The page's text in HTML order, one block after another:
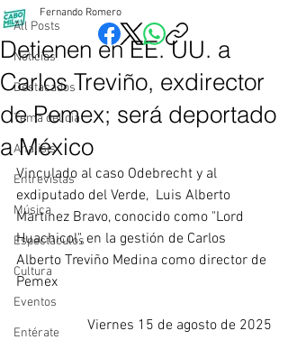
All Posts
Noticias
Destacados
Tema del dia
Analisis
Entrevistas
Música
Espectáculos
Cultura
Eventos
Entérate
Detienen en EE. UU. a
Carlos Treviño, exdirector
de Pemex; será deportado
a México
Fernando Romero
Vinculado al caso Odebrecht y al
exdiputado del Verde,  Luis Alberto
Martínez Bravo, conocido como "Lord
Huachicol", en la gestión de Carlos
Alberto Treviño Medina como director de
Pemex
Viernes 15 de agosto de 2025